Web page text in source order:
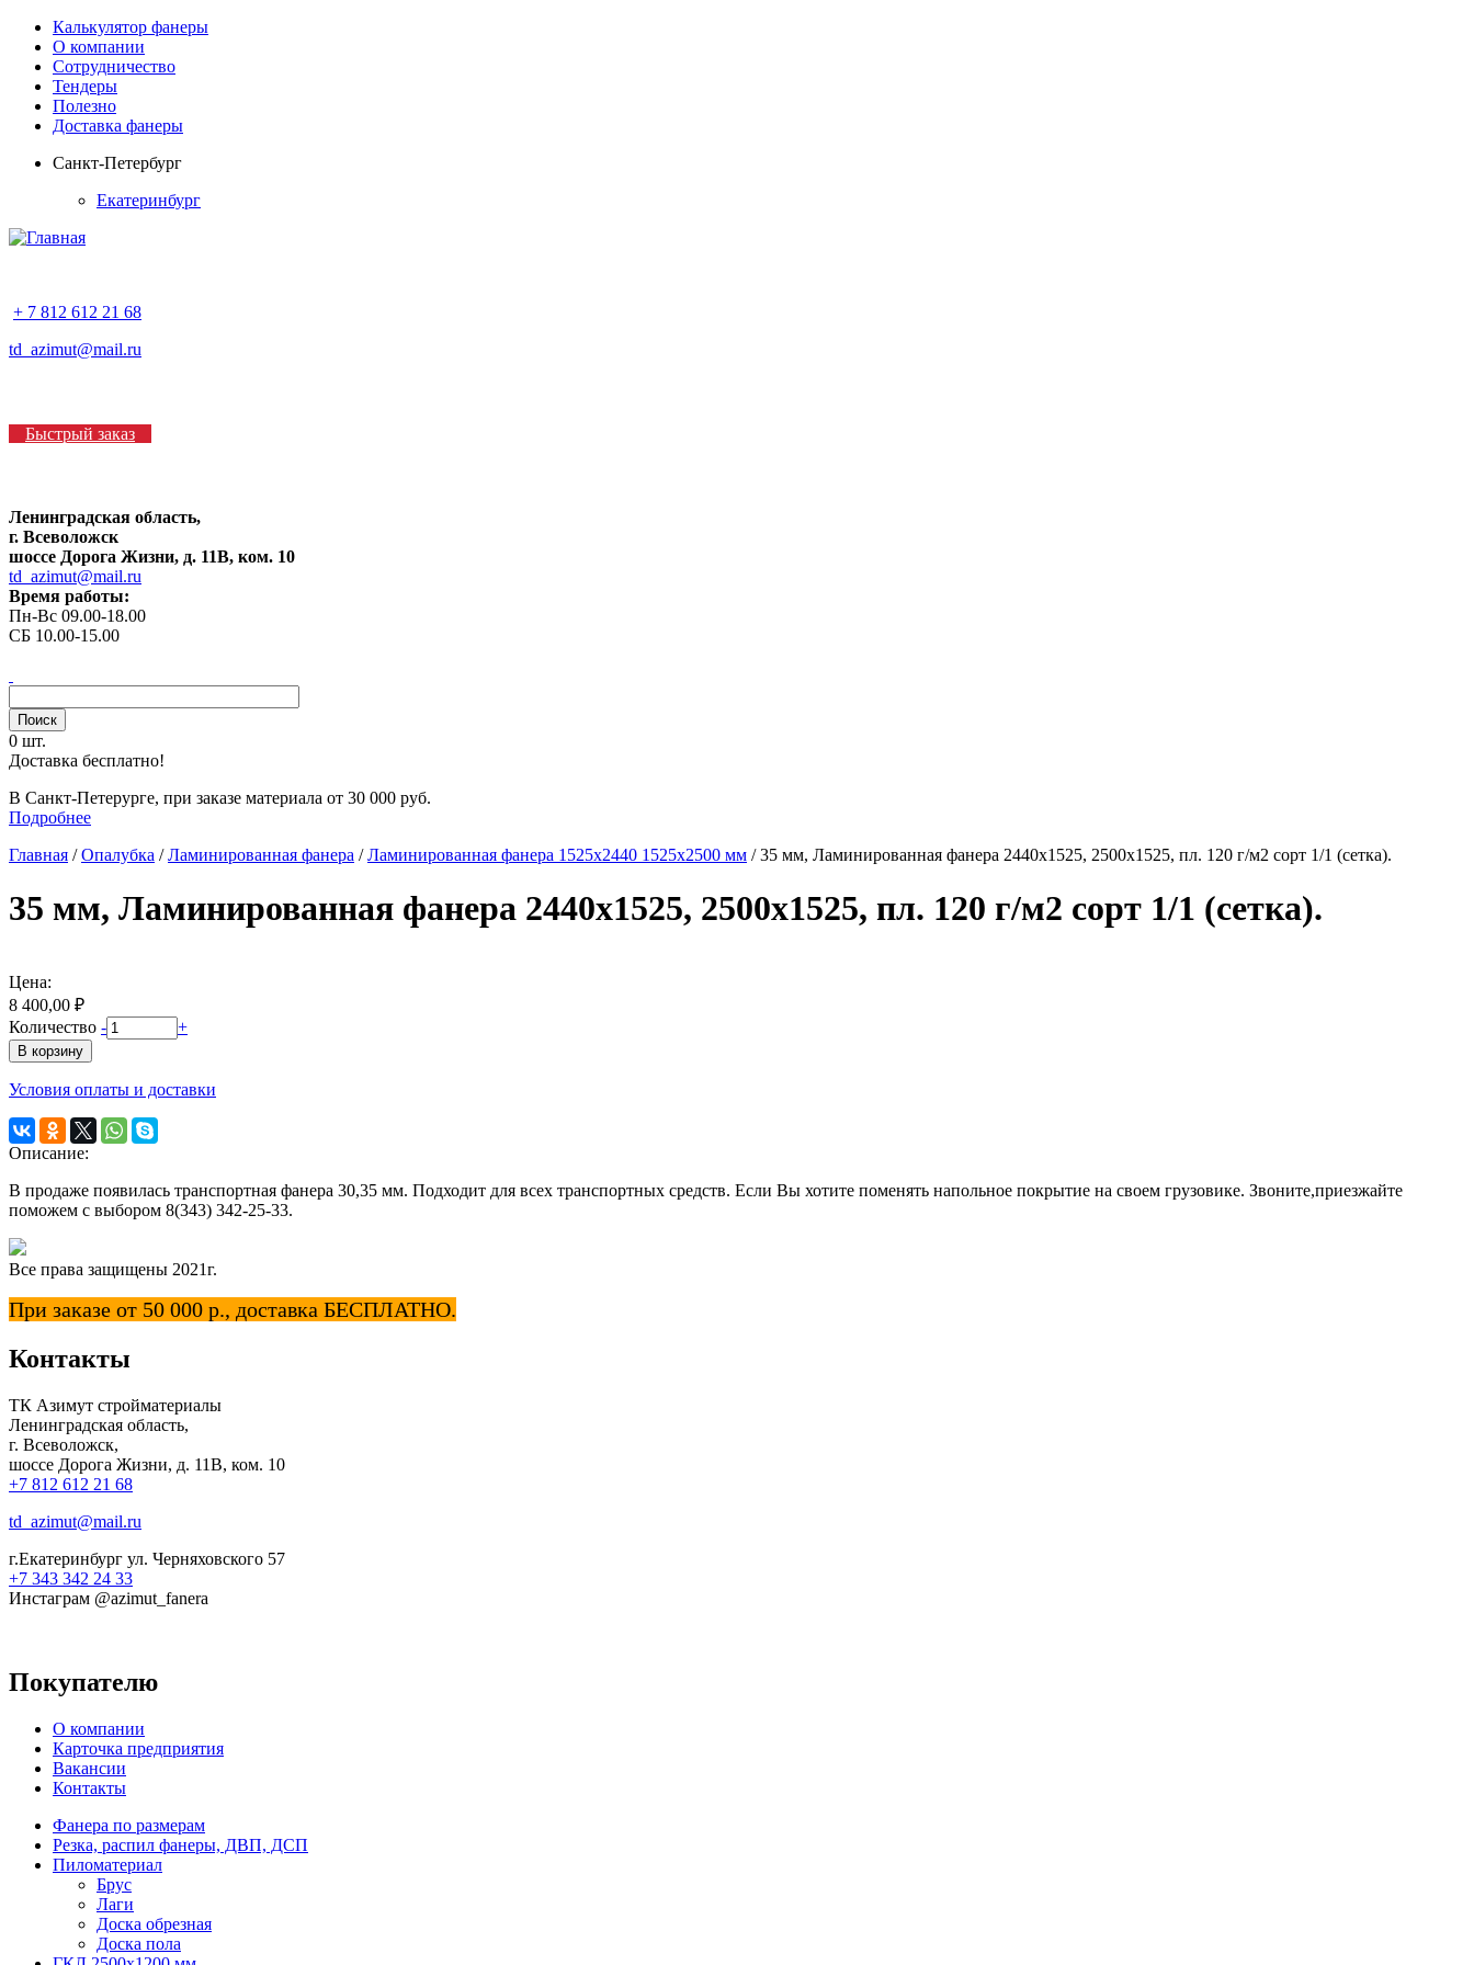
Калькулятор фанеры
О компании
Сотрудничество
Тендеры
Полезно
Доставка фанеры
Санкт-Петербург
Екатеринбург
+ 7 812 612 21 68
td_azimut@mail.ru
Быстрый заказ
Ленинградская область,
г. Всеволожск
шоссе Дорога Жизни, д. 11В, ком. 10
td_azimut@mail.ru
Время работы:
Пн-Вс 09.00-18.00
СБ 10.00-15.00
0 шт.
Доставка бесплатно!
В Санкт-Петерурге, при заказе материала от 30 000 руб.
Подробнее
Главная /Опалубка /Ламинированная фанера /Ламинированная фанера 1525х2440 1525х2500 мм /35 мм, Ламинированная фанера 2440х1525, 2500х1525, пл. 120 г/м2 сорт 1/1 (сетка).
35 мм, Ламинированная фанера 2440х1525, 2500х1525, пл. 120 г/м2 сорт 1/1 (сетка).
Цена:
8 400,00 ₽
Количество - +
Условия оплаты и доставки
Описание:
В продаже появилась транспортная фанера 30,35 мм. Подходит для всех транспортных средств. Если Вы хотите поменять напольное покрытие на своем грузовике. Звоните,приезжайте
поможем с выбором 8(343) 342-25-33.
Все права защищены 2021г.
При заказе от 50 000 р., доставка БЕСПЛАТНО.
Контакты
ТК Азимут стройматериалы
Ленинградская область,
г. Всеволожск,
шоссе Дорога Жизни, д. 11В, ком. 10
+7 812 612 21 68
td_azimut@mail.ru
г.Екатеринбург ул. Черняховского 57
+7 343 342 24 33
Инстаграм @azimut_fanera
Покупателю
О компании
Карточка предприятия
Вакансии
Контакты
Фанера по размерам
Резка, распил фанеры, ДВП, ДСП
Пиломатериал
Брус
Лаги
Доска обрезная
Доска пола